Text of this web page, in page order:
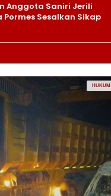
Anggota Saniri Jerili
Sesalkan Sikap
HUKUM